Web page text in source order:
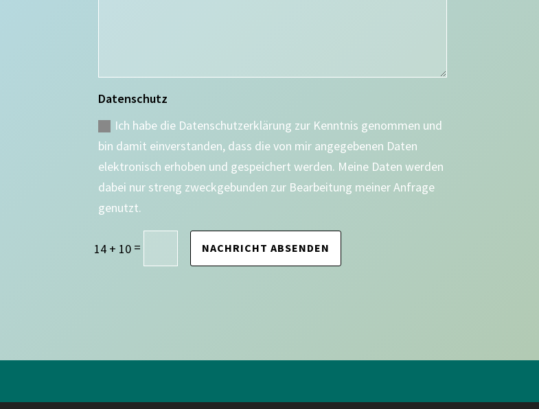
Datenschutz
Ich habe die Datenschutzerklärung zur Kenntnis genommen und
bin damit einverstanden, dass die von mir angegebenen Daten
elektronisch erhoben und gespeichert werden. Meine Daten werden
dabei nur streng zweckgebunden zur Bearbeitung meiner Anfrage
genutzt.
14 + 10 = NACHRICHT ABSENDEN